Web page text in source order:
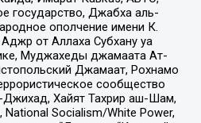
государство, Джабха аль-
ополчение имени К.
от Аллаха Субхану уа
Муджахеды джамаата Ат-
Джамаат, Рохнамо
сообщество
Джихад, Хайят Тахрир аш-Шам,
Socialism/White Power,